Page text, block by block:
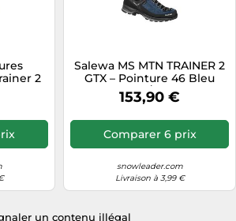
2
44,5
Salewa MS MTN TRAINER 2
GTX – Pointure 46 Bleu
Seal/Noir
153,90 €
Comparer 6 prix
snowleader.com
Livraison à 3,99 €
un contenu illégal